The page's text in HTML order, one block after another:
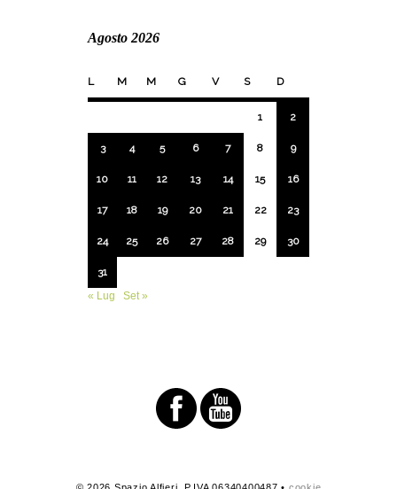
Agosto 2026
L M M G V S D
1 2
3 4 5 6 7 8 9
10 11 12 13 14 15 16
17 18 19 20 21 22 23
24 25 26 27 28 29 30
31
« Lug
Set »
© 2026 Spazio Alfieri. P.IVA 06340400487 • cookie